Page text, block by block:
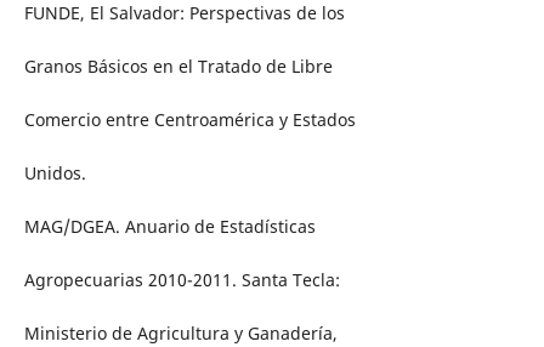
FUNDE, El Salvador: Perspectivas de los
Granos Básicos en el Tratado de Libre
Comercio entre Centroamérica y Estados
Unidos.
MAG/DGEA. Anuario de Estadísticas
Agropecuarias 2010-2011. Santa Tecla:
Ministerio de Agricultura y Ganadería,